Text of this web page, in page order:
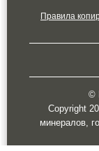
Правила
©
Copyright
минералов,